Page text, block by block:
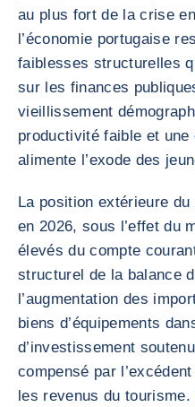
au plus fort de la crise
l’économie portugaise
faiblesses structurelles
sur les finances
vieillissement
productivité faible et
alimente l’exode des
La position extérieure
en 2026, sous l’effet du
élevés du compte
structurel de la balance
l’augmentation des
biens d’équipements
d’investissement
compensé par
les revenus du